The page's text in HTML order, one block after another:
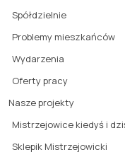
Spółdzielnie
Problemy mieszkańców
Wydarzenia
Oferty pracy
Nasze projekty
Mistrzejowice kiedyś i
Sklepik Mistrzejowicki